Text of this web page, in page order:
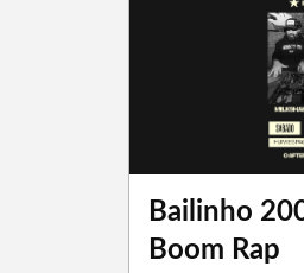
Bailinho
Boom Rap